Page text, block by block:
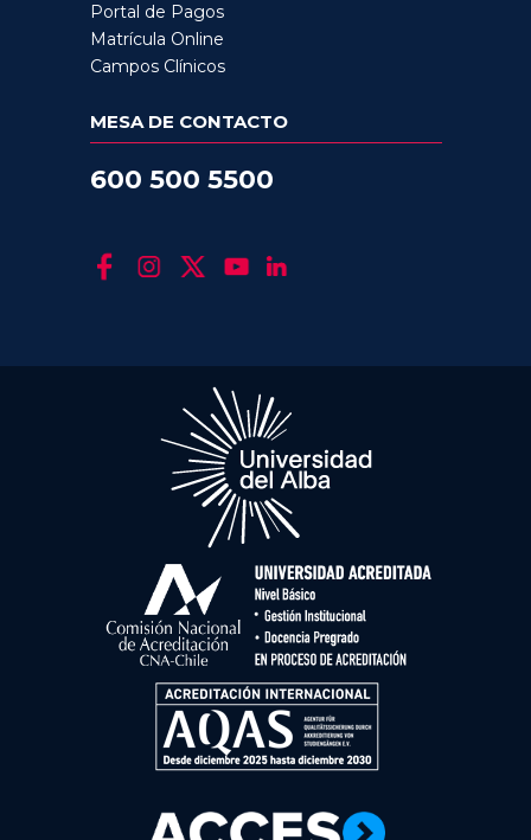
Portal de Pagos
Matrícula Online
Campos Clínicos
MESA DE CONTACTO
600 500 5500